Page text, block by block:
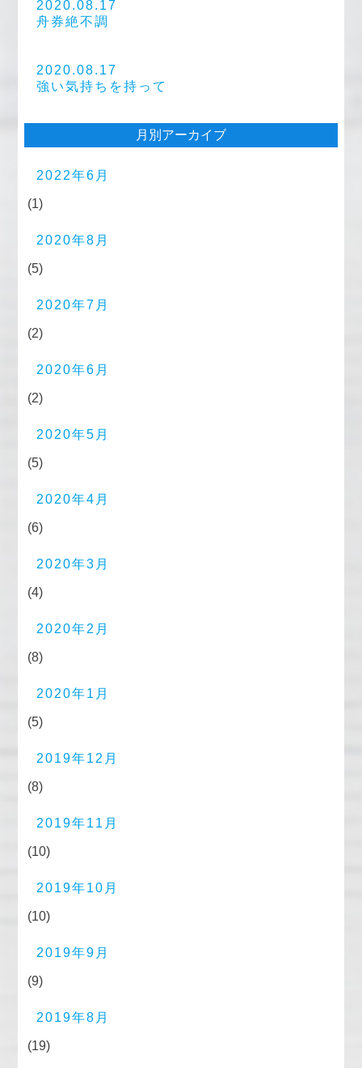
2020.08.17
舟券絶不調
2020.08.17
強い気持ちを持って
月別アーカイブ
2022年6月
(1)
2020年8月
(5)
2020年7月
(2)
2020年6月
(2)
2020年5月
(5)
2020年4月
(6)
2020年3月
(4)
2020年2月
(8)
2020年1月
(5)
2019年12月
(8)
2019年11月
(10)
2019年10月
(10)
2019年9月
(9)
2019年8月
(19)